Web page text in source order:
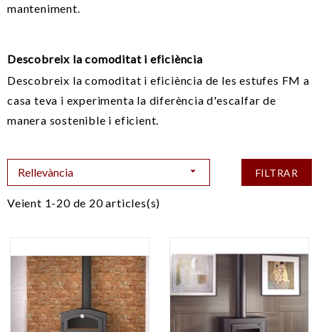
manteniment.
Descobreix la comoditat i eficiència
Descobreix la comoditat i eficiència de les estufes FM a
casa teva i experimenta la diferència d'escalfar de
manera sostenible i eficient.
Rellevància  FILTRAR
Veient 1-20 de 20 articles(s)